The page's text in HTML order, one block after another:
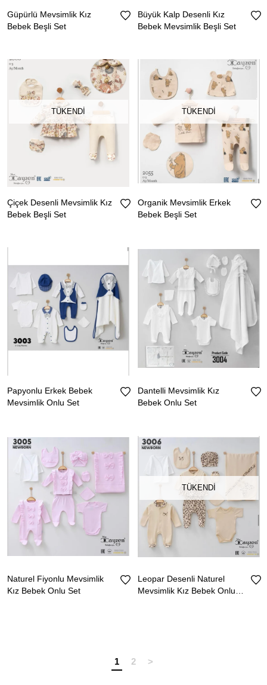
Güpürlü Mevsimlik Kız
Bebek Beşli Set
Büyük Kalp Desenli Kız
Bebek Mevsimlik Beşli Set
TÜKENDI
Çiçek Desenli Mevsimlik Kız
Bebek Beşli Set
TÜKENDI
Organik Mevsimlik Erkek
Bebek Beşli Set
Papyonlu Erkek Bebek
Mevsimlik Onlu Set
Dantelli Mevsimlik Kız
Bebek Onlu Set
Naturel Fiyonlu Mevsimlik
Kız Bebek Onlu Set
TÜKENDI
Leopar Desenli Naturel
Mevsimlik Kız Bebek Onlu
1 2 >